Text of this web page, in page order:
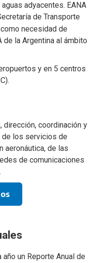
adyacentes. EANA
de Transporte
necesidad de
la Argentina al ámbito
y en 5 centros
dirección, coordinación y
de los servicios de
aeronáutica, de las
de comunicaciones
un Reporte Anual de